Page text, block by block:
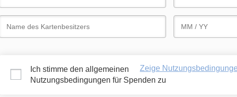
Zeige
Ich stimme den allgemeinen
Nutzungsbedingungen für Spenden zu